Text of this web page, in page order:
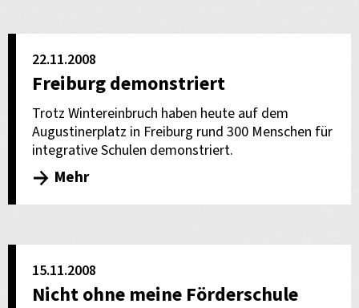
22.11.2008
Freiburg demonstriert
Trotz Wintereinbruch haben heute auf dem
Augustinerplatz in Freiburg rund 300 Menschen für
integrative Schulen demonstriert.
Mehr
15.11.2008
Nicht ohne meine Förderschule